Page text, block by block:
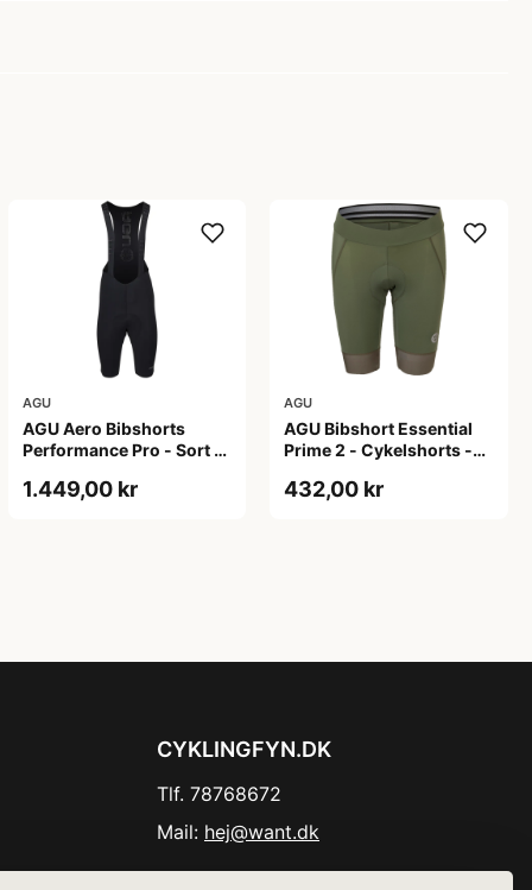
AGU
AGU Aero Bibshorts
Performance Pro - Sort -
1.449,00 kr
AGU
AGU Bibshort Essential
Prime 2 - Cykelshorts -
2XL
432,00 kr
CYKLINGFYN.DK
Tlf. 78768672
Mail: hej@want.dk